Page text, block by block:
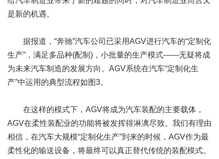
是新的机遇。
据报道，“奔驰”汽车公司已采用AGV进行汽车的“定制化
生产”，满足多品种(配制)，小批量的生产模式——无疑将成
为未来汽车制造的发展方向。AGV系统在汽车“定制化生
产”中运用的典型流程如图3。
在这样的模式下，AGV将成为汽车装配的主要载体，
AGV在柔性装配业的功能将被发挥得淋漓尽致。我们有理由
相信，在汽车大规模“定制化生产”到来的时候，AGV作为最
柔性化的输送设备，将最终可以真正替代传统的装配模式。